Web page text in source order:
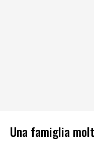
Una famiglia